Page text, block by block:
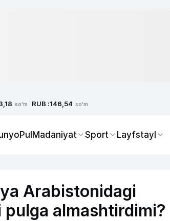
so'm RUB :146,54 so'm
PulMadaniyat Sport Layfstayl
Arabistonidagi
almashtirdimi?